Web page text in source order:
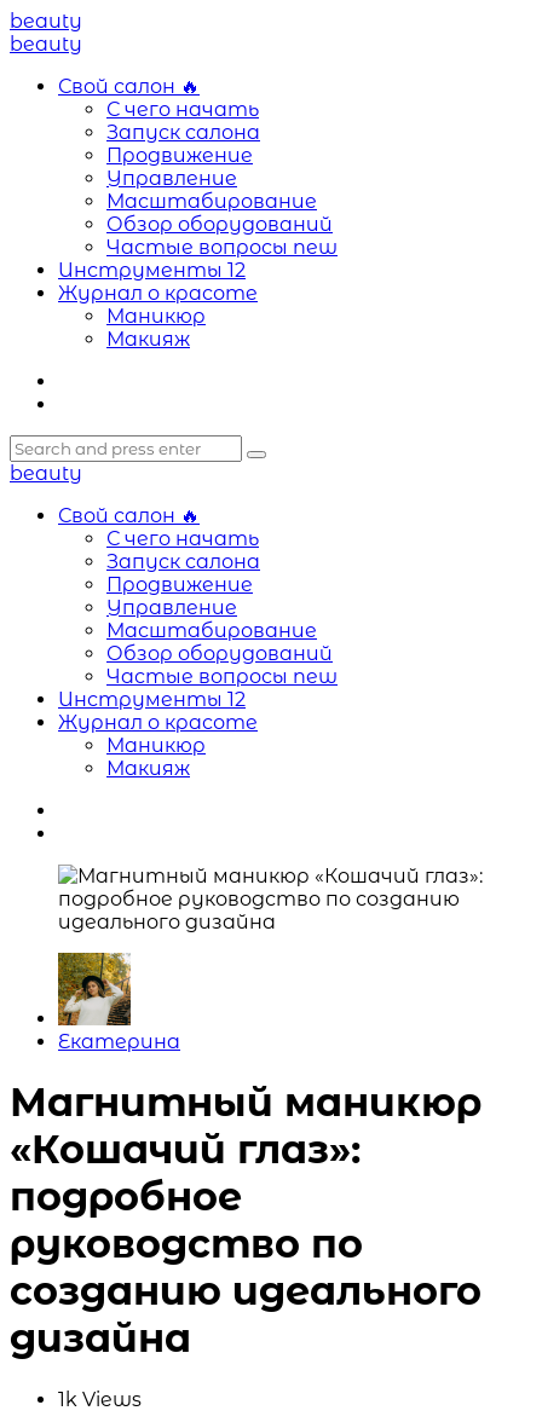
Menu
beauty
Search
Menu
beauty
Свой салон 🔥
С чего начать
Запуск салона
Продвижение
Управление
Масштабирование
Обзор оборудований
Частые вопросы new
Инструменты 12
Журнал о красоте
Маникюр
Макияж
Search
Search
for:
Search
beauty
Свой салон 🔥
С чего начать
Запуск салона
Продвижение
Управление
Масштабирование
Обзор оборудований
Частые вопросы new
Инструменты 12
Журнал о красоте
Маникюр
Макияж
Posted
Екатерина
Магнитный маникюр
«Кошачий глаз»:
подробное
руководство по
созданию идеального
дизайна
1k Views